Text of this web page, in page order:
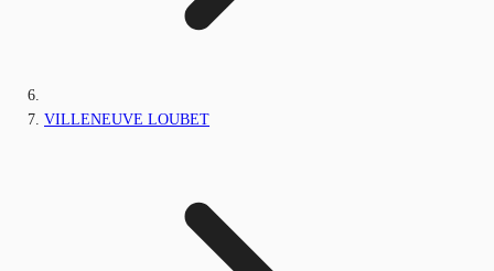
VILLENEUVE LOUBET